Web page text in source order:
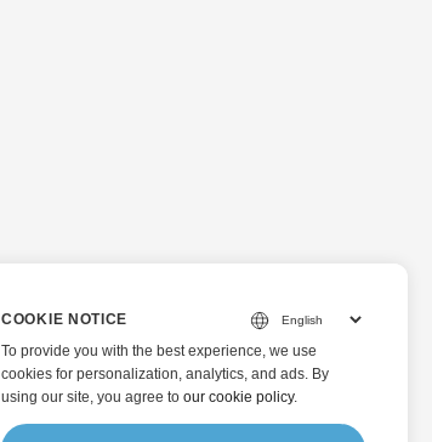
COOKIE NOTICE
To provide you with the best experience, we use
cookies for personalization, analytics, and ads. By
using our site, you agree to our cookie policy.